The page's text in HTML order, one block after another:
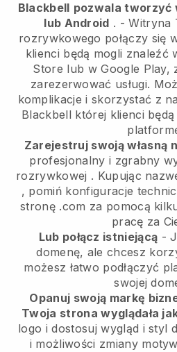
Blackbell pozwala tworzyć
lub Android . -Witryna
rozrywkowego połączy się
klienci będą mogli znaleźć
Store lub w Google Play,
zarezerwować usługi.
komplikacje i skorzystać z
Blackbell której klienci
Zarejestruj swoją własną
profesjonalny i zgrabny
rozrywkowej . Kupując
, pomiń konfiguracje
stronę .com za pomocą
pracę za
Lub połącz istniejącą -
domenę, ale chcesz
możesz łatwo podłączyć
swojej
Opanuj swoją markę
Twoja strona wyglądała
logo i dostosuj wygląd i styl
i możliwości zmiany